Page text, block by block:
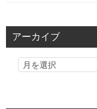
アーカイブ